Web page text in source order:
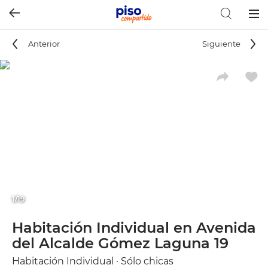
Anterior Siguiente
1/19
Habitación Individual en Avenida
del Alcalde Gómez Laguna 19
Habitación Individual · Sólo chicas